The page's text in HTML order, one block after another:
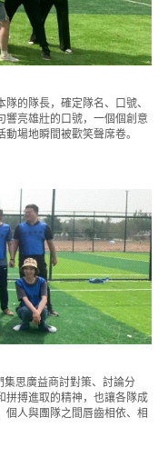
的隊長，確定隊名、口號、
響亮雄壯的口號，一個個創意
場地瞬間被歡笑聲席卷。
集思廣益商討對策、討論分
拼搏進取的精神，也讓各隊成
個人與團隊之間唇齒相依、相